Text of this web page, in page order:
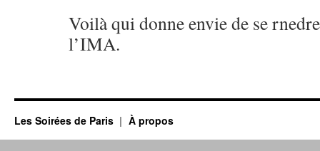
Voilà qui donne envie de se
l’IMA.
Les Soirées de Paris À propos